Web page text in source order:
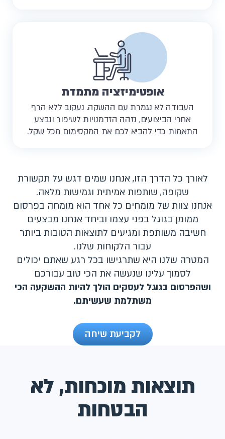
אופטימיזציה מתמדת
העבודה לא נגמרת עם ההשקה. נעקוב ללא הרף
אחרי הביצועים, נזהה הזדמנויות לשיפור ונבצע
התאמות כדי להביא לכם את המקסימום מכל שקל.
לאורך כל הדרך הזו, אנחנו שמים דגש על תקשורת
שקופה, שותפות אמיתית וגמישות מלאה.
אנחנו צוות של מומחים כל אחד הואמומחה בפרסום
ממומן בגוגלבפני עצמו וביחד אנחנו מבצעים
חשיבה משותפת ומגיעים לתוצאות הטובות ביותר
עבור הלקוחות שלנו.
המטרה שלנו היא שתרגישו בכל רגע שאתם יכולים
לסמוך עלינו שנעשה את הכי טוב עבורכם
ושהפרסום בגוגל לעסקים הולך להיות ההשקעה הכי
משתלמת שעשיתם.
לקביעת שיחה
תוצאות מוכחות, לא
הבטחות